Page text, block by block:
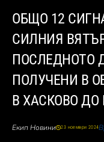
ОБЩО 12
СИЛНИЯ
ПОСЛЕДНОТО
ПОЛУЧЕНИ В
В ХАСКОВО
Екип Новини 23 ноември 2024